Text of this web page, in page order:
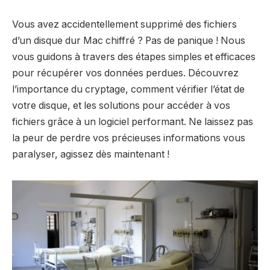
Vous avez accidentellement supprimé des fichiers
d’un disque dur Mac chiffré ? Pas de panique ! Nous
vous guidons à travers des étapes simples et efficaces
pour récupérer vos données perdues. Découvrez
l’importance du cryptage, comment vérifier l’état de
votre disque, et les solutions pour accéder à vos
fichiers grâce à un logiciel performant. Ne laissez pas
la peur de perdre vos précieuses informations vous
paralyser, agissez dès maintenant !